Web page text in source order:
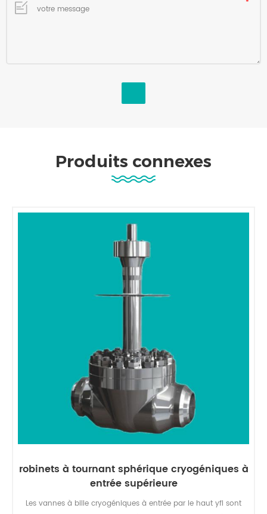
Produits connexes
robinets à tournant sphérique cryogéniques à
entrée supérieure
Les vannes à bille cryogéniques à entrée par le haut yfl sont